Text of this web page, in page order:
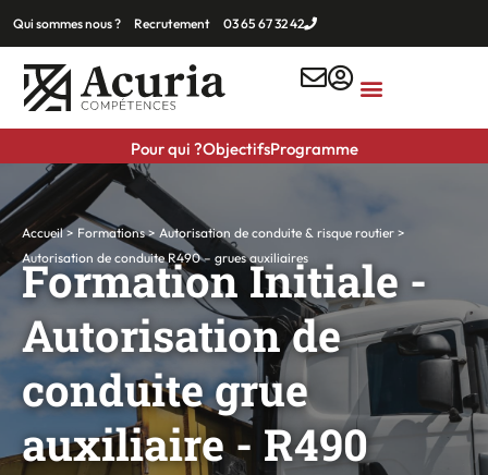
Qui sommes nous ? Recrutement 03 65 67 32 42
Pour qui ?ObjectifsProgramme
Accueil> Formations> Autorisation de conduite & risque routier >
Autorisation de conduite R490 – grues auxiliaires
Formation Initiale -
Autorisation de
conduite grue
auxiliaire - R490